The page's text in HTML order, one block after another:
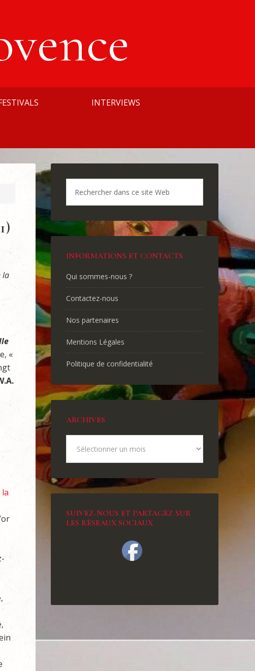
INTERVIEWS
la
«
INFORMATIONS ET CONTACTS
Qui sommes-nous ?
Contactez-nous
Nos partenaires
Mentions Légales
Politique de confidentialité
ARCHIVES
SUIVEZ-NOUS ET PARTAGEZ SUR
LES RÉSEAUX SOCIAUX